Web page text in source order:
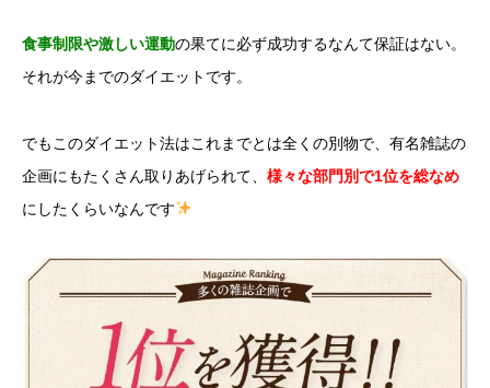
食事制限や激しい運動の果てに必ず成功するなんて保証はない。
それが今までのダイエットです。
でもこのダイエット法はこれまでとは全くの別物で、有名雑誌の
企画にもたくさん取りあげられて、 様々な部門別で1位を総なめ
にしたくらいなんです